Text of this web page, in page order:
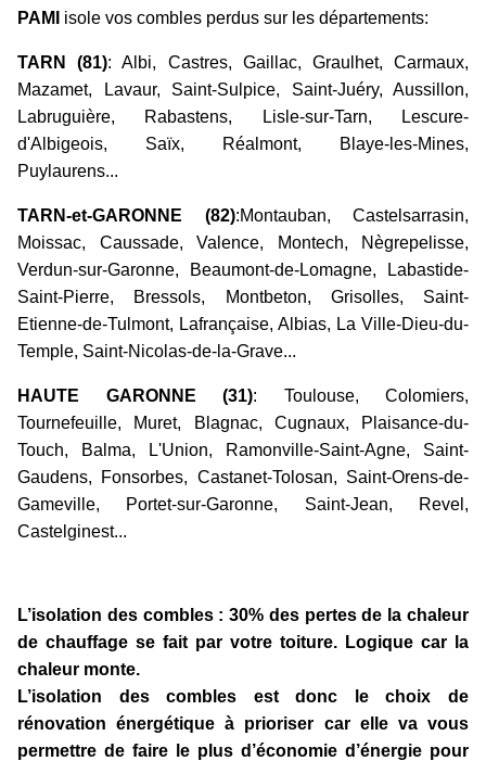
PAMI isole vos combles perdus sur les départements:
TARN (81): Albi, Castres, Gaillac, Graulhet, Carmaux,
Mazamet, Lavaur, Saint-Sulpice, Saint-Juéry, Aussillon,
Labruguière, Rabastens, Lisle-sur-Tarn, Lescure-
d'Albigeois, Saïx, Réalmont, Blaye-les-Mines,
Puylaurens...
TARN-et-GARONNE (82):Montauban, Castelsarrasin,
Moissac, Caussade, Valence, Montech, Nègrepelisse,
Verdun-sur-Garonne, Beaumont-de-Lomagne, Labastide-
Saint-Pierre, Bressols, Montbeton, Grisolles, Saint-
Etienne-de-Tulmont, Lafrançaise, Albias, La Ville-Dieu-du-
Temple, Saint-Nicolas-de-la-Grave...
HAUTE GARONNE (31): Toulouse, Colomiers,
Tournefeuille, Muret, Blagnac, Cugnaux, Plaisance-du-
Touch, Balma, L'Union, Ramonville-Saint-Agne, Saint-
Gaudens, Fonsorbes, Castanet-Tolosan, Saint-Orens-de-
Gameville, Portet-sur-Garonne, Saint-Jean, Revel,
Castelginest...
L’isolation des combles : 30% des pertes de la chaleur
de chauffage se fait par votre toiture. Logique car la
chaleur monte.
L’isolation des combles est donc le choix de
rénovation énergétique à prioriser car elle va vous
permettre de faire le plus d’économie d’énergie pour